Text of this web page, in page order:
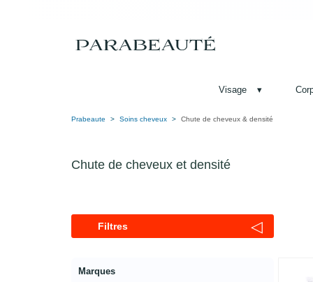
Visage ▾
Prabeaute Soins cheveux Chute de cheveux & densité
Chute de cheveux et densité
Filtres ◁
Marques